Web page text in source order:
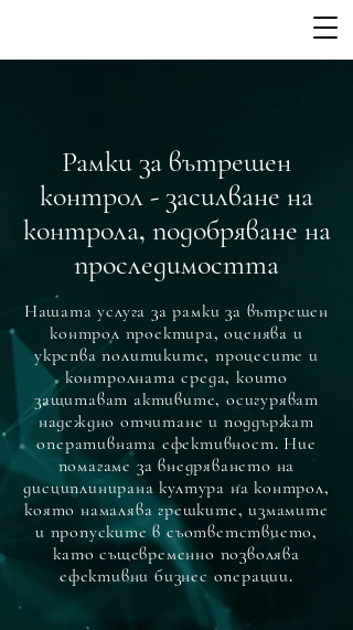
Рамки за вътрешен
контрол - засилване на
контрола, подобряване на
проследимостта
Нашата услуга за рамки за вътрешен
контрол проектира, оценява и
укрепва политиките, процесите и
контролната среда, които
защитават активите, осигуряват
надеждно отчитане и поддържат
оперативната ефективност. Ние
помагаме за внедряването на
дисциплинирана култура на контрол,
която намалява грешките, измамите
и пропуските в съответствието,
като същевременно позволява
ефективни бизнес операции.